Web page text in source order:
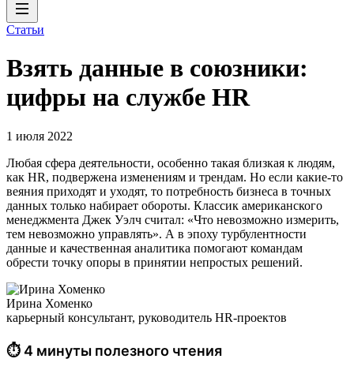
Статьи
Взять данные в союзники:
цифры на службе HR
1 июля 2022
Любая сфера деятельности, особенно такая близкая к людям,
как HR, подвержена изменениям и трендам. Но если какие-то
веяния приходят и уходят, то потребность бизнеса в точных
данных только набирает обороты. Классик американского
менеджмента Джек Уэлч считал: «Что невозможно измерить,
тем невозможно управлять». А в эпоху турбулентности
данные и качественная аналитика помогают командам
обрести точку опоры в принятии непростых решений.
Ирина Хоменко
карьерный консультант, руководитель HR-проектов
⏱ 4 минуты полезного чтения